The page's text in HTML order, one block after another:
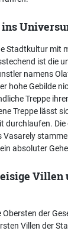
ins
Stadtkultur mit
ist die
namens
hohe Gebilde
Treppe
Treppe lässt
durchlaufen.
Vasarely
absoluter
Villen
der
Villen der